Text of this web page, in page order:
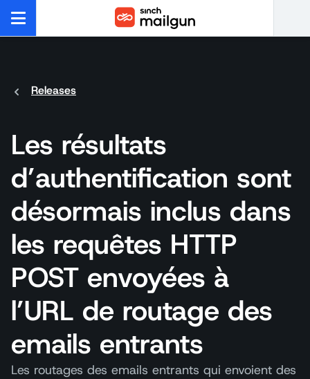
Releases
Les résultats
d’authentification sont
désormais inclus dans
les requêtes HTTP
POST envoyées à
l’URL de routage des
emails entrants
Les routages des emails entrants qui envoient des